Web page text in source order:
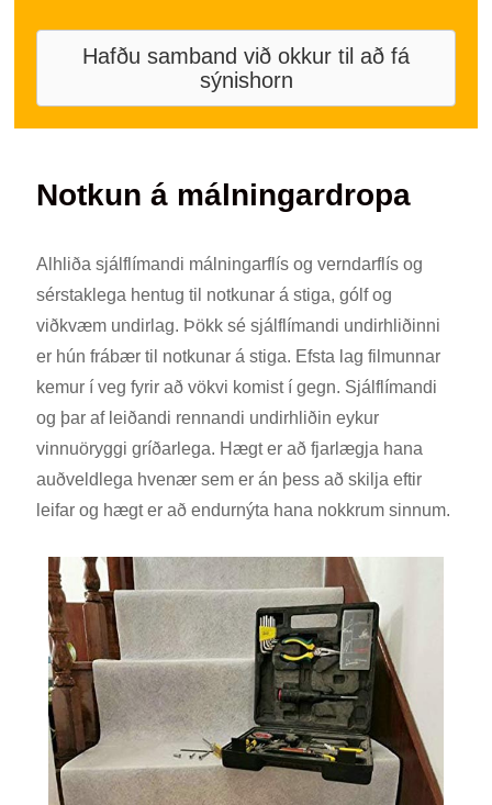
Hafðu samband við okkur til að fá
sýnishorn
Notkun á málningardropa
Alhliða sjálflímandi málningarflís og verndarflís og
sérstaklega hentug til notkunar á stiga, gólf og
viðkvæm undirlag. Þökk sé sjálflímandi undirhliðinni
er hún frábær til notkunar á stiga. Efsta lag filmunnar
kemur í veg fyrir að vökvi komist í gegn. Sjálflímandi
og þar af leiðandi rennandi undirhliðin eykur
vinnuöryggi gríðarlega. Hægt er að fjarlægja hana
auðveldlega hvenær sem er án þess að skilja eftir
leifar og hægt er að endurnýta hana nokkrum sinnum.